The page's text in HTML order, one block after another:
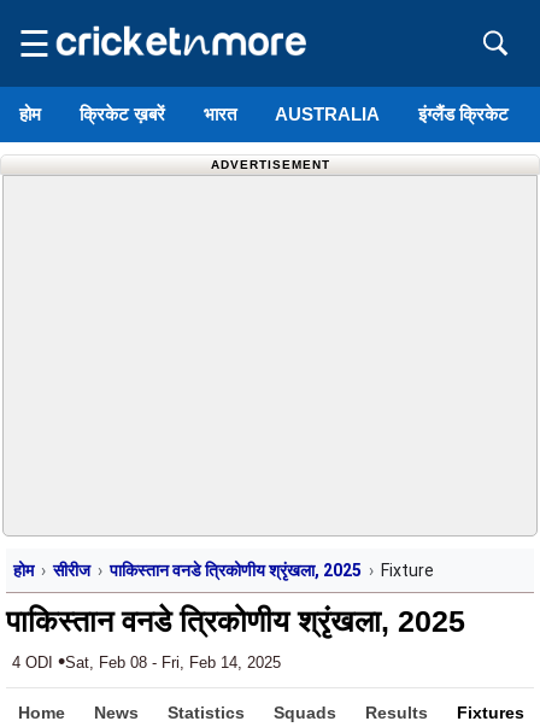
☰
होम क्रिकेट ख़बरें भारत AUSTRALIA इंग्लैंड क्रिकेट
ADVERTISEMENT
होम सीरीज पाकिस्तान वनडे त्रिकोणीय श्रृंखला, 2025 Fixture
पाकिस्तान वनडे त्रिकोणीय श्रृंखला, 2025
4 ODI •Sat, Feb 08 - Fri, Feb 14, 2025
Home News Statistics Squads Results Fixtures